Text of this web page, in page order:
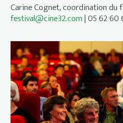
Carine Cognet, coordination du
festival@cine32.com| 05 62 60